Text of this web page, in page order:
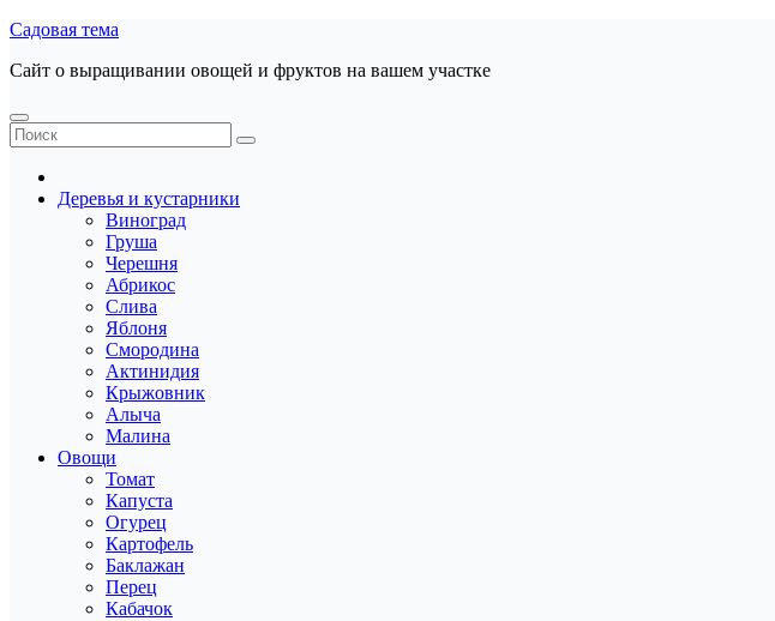
Перейти
содержанию
Садовая тема
Сайт о выращивании овощей и фруктов на вашем участке
Деревья и кустарники
Виноград
Груша
Черешня
Абрикос
Слива
Яблоня
Смородина
Актинидия
Крыжовник
Алыча
Малина
Овощи
Томат
Капуста
Огурец
Картофель
Баклажан
Перец
Кабачок